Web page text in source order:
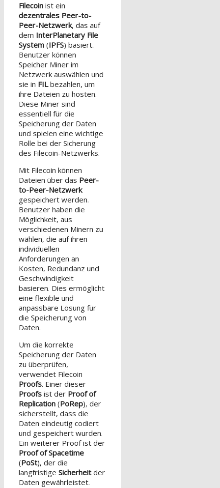
Filecoin ist ein
dezentrales Peer-to-
Peer-Netzwerk, das auf
dem InterPlanetary File
System (IPFS) basiert.
Benutzer können
Speicher Miner im
Netzwerk auswählen und
sie in FILbezahlen, um
ihre Dateien zu hosten.
Diese Miner sind
essentiell für die
Speicherung der Daten
und spielen eine wichtige
Rolle bei der Sicherung
des Filecoin-Netzwerks.
Mit Filecoin können
Dateien über das Peer-
to-Peer-Netzwerk
gespeichert werden.
Benutzer haben die
Möglichkeit, aus
verschiedenen Minern zu
wählen, die auf ihren
individuellen
Anforderungen an
Kosten, Redundanz und
Geschwindigkeit
basieren. Dies ermöglicht
eine flexible und
anpassbare Lösung für
die Speicherung von
Daten.
Um die korrekte
Speicherung der Daten
zu überprüfen,
verwendet Filecoin
Proofs. Einer dieser
Proofs ist der Proof of
Replication (PoRep), der
sicherstellt, dass die
Daten eindeutig codiert
und gespeichert wurden.
Ein weiterer Proof ist der
Proof of Spacetime
(PoSt), der die
langfristige Sicherheit der
Daten gewährleistet.